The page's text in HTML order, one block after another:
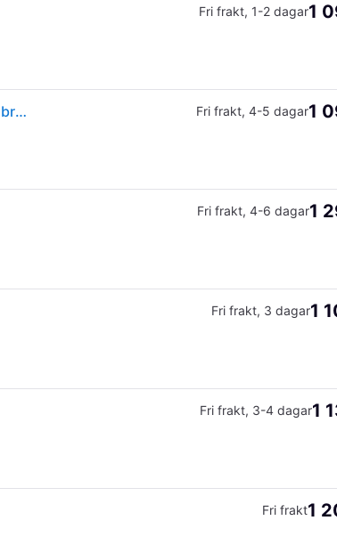
Fri frakt, 1-2 dagar1
Birkenstock Arizona BFBC Sandaler Storlek 39 - Regular Färg brun/beige Fri frakt, 4-5 dagar1
Fri frakt, 4-6 dagar1
Fri frakt, 3 dagar1
Fri frakt, 3-4 dagar1
Fri frakt1